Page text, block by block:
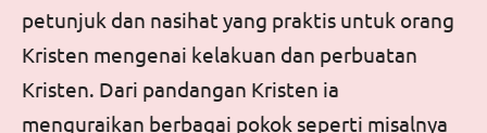
petunjuk dan nasihat yang praktis untuk orang
Kristen mengenai kelakuan dan perbuatan
Kristen. Dari pandangan Kristen ia
menguraikan berbagai pokok seperti misalnya